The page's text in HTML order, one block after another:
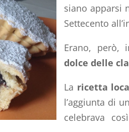
siano apparsi
Settecento
Erano, però,
dolce delle
La ricetta
l’aggiunta di un
celebrava